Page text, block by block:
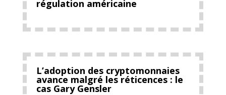
régulation américaine
L’adoption des cryptomonnaies
avance malgré les réticences : le
cas Gary Gensler